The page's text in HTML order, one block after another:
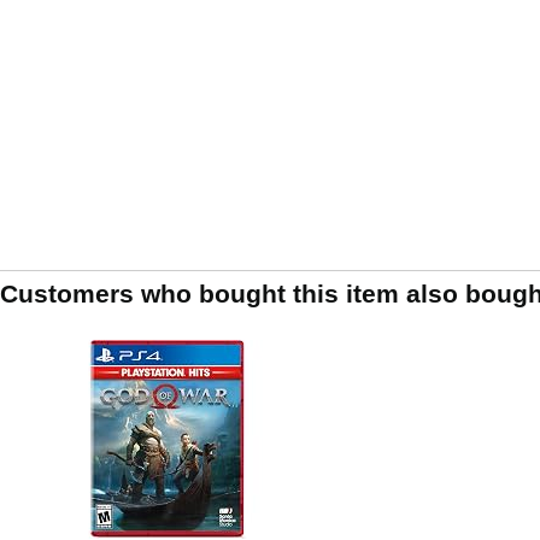
Customers who bought this item also